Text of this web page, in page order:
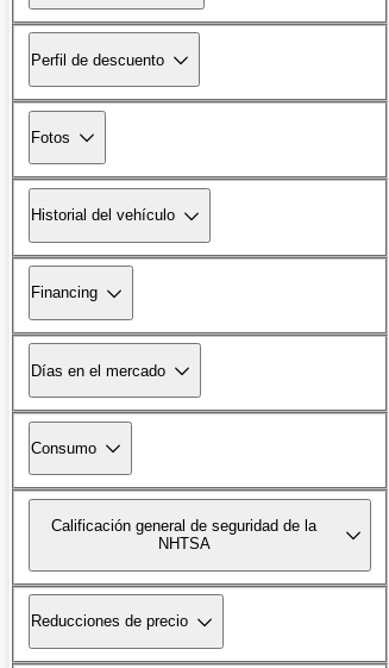
Perfil de descuento
Fotos
Historial del vehículo
Financing
Días en el mercado
Consumo
Calificación general de seguridad de la
NHTSA
Reducciones de precio